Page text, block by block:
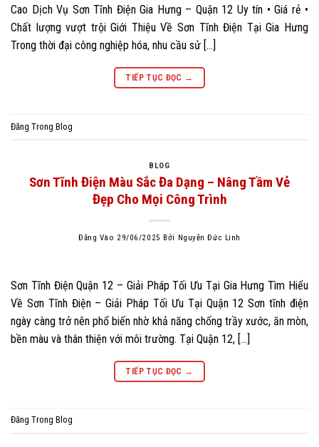
Cao Dịch Vụ Sơn Tĩnh Điện Gia Hưng – Quận 12 Uy tín • Giá rẻ •
Chất lượng vượt trội Giới Thiệu Về Sơn Tĩnh Điện Tại Gia Hưng
Trong thời đại công nghiệp hóa, nhu cầu sử […]
TIẾP TỤC ĐỌC →
Đăng Trong Blog
BLOG
Sơn Tĩnh Điện Màu Sắc Đa Dạng – Nâng Tầm Vẻ
Đẹp Cho Mọi Công Trình
Đăng Vào 29/06/2025 Bởi Nguyễn Đức Linh
Sơn Tĩnh Điện Quận 12 – Giải Pháp Tối Ưu Tại Gia Hưng Tìm Hiểu
Về Sơn Tĩnh Điện – Giải Pháp Tối Ưu Tại Quận 12 Sơn tĩnh điện
ngày càng trở nên phổ biến nhờ khả năng chống trầy xước, ăn mòn,
bền màu và thân thiện với môi trường. Tại Quận 12, […]
TIẾP TỤC ĐỌC →
Đăng Trong Blog